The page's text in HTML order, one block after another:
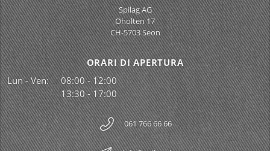
Spilag AG
Oholten 17
CH-5703 Seon
ORARI DI APERTURA
Lun - Ven:
08:00 - 12:00
13:30 - 17:00
061 766 66 66